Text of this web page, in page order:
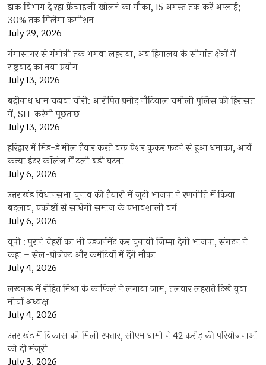
डाक विभाग दे रहा फ्रेंचाइजी खोलने का मौका, 15 अगस्त तक करें अप्लाई;
30% तक मिलेगा कमीशन
July 29, 2026
गंगासागर से गंगोत्री तक भगवा लहराया, अब हिमालय के सीमांत क्षेत्रों में
राष्ट्रवाद का नया प्रयोग
July 13, 2026
बद्रीनाथ धाम चढ़ावा चोरी: आरोपित प्रमोद नौटियाल चमोली पुलिस की हिरासत
में, SIT करेगी पूछताछ
July 13, 2026
हरिद्वार में मिड-डे मील तैयार करते वक्त प्रेशर कुकर फटने से हुआ धमाका, आर्य
कन्या इंटर कॉलेज में टली बड़ी घटना
July 6, 2026
उत्तराखंंड विधानसभा चुनाव की तैयारी में जुटी भाजपा ने रणनीति में किया
बदलाव, प्रकोष्ठों से साधेगी समाज के प्रभावशाली वर्ग
July 6, 2026
यूपी : पुराने चेहरों का भी एडजर्नमेंट कर चुनावी जिम्मा देगी भाजपा, संगठन ने
कहा – सेल-प्रोजेक्ट और कमेटियों में देंगे मौका
July 4, 2026
लखनऊ में रोहित मिश्रा के काफिले ने लगाया जाम, तलवार लहराते दिखे युवा
मोर्चा अध्यक्ष
July 4, 2026
उत्तराखंड में विकास को मिली रफ्तार, सीएम धामी ने 42 करोड़ की परियोजनाओं
को दी मंजूरी